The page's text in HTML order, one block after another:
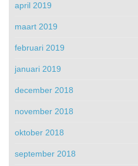
april 2019
maart 2019
februari 2019
januari 2019
december 2018
november 2018
oktober 2018
september 2018